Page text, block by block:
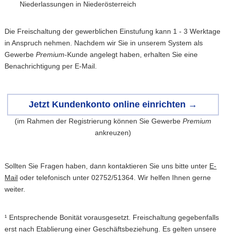
Niederlassungen in Niederösterreich
Die Freischaltung der gewerblichen Einstufung kann 1 - 3 Werktage
in Anspruch nehmen. Nachdem wir Sie in unserem System als
GewerbePremium-Kunde angelegt haben, erhalten Sie eine
Benachrichtigung per E-Mail.
Jetzt Kundenkonto online einrichten →
(im Rahmen der Registrierung können Sie Gewerbe Premium
ankreuzen)
Sollten Sie Fragen haben, dann kontaktieren Sie uns bitte unter E-
Mail oder telefonisch unter 02752/51364. Wir helfen Ihnen gerne
weiter.
¹ Entsprechende Bonität vorausgesetzt. Freischaltung gegebenfalls
erst nach Etablierung einer Geschäftsbeziehung. Es gelten unsere